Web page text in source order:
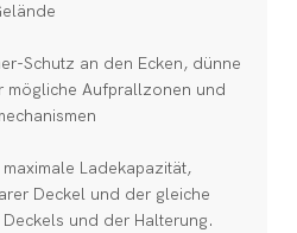
Schutz an den Ecken, dünne
mögliche Aufprallzonen und
Ladekapazität,
Deckel und der gleiche
und der Halterung.